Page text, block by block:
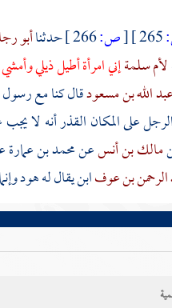
[ص: حدثناأبو
لأم سلمةإني امرأة أطيل ذيلي
عبد الله بن مسعودقال كنا مع رسول
على المكان القذر أنه لا
مالك بن أنسعنمحمد بن عمارة
الرحمن بن عوفابن يقال لههود